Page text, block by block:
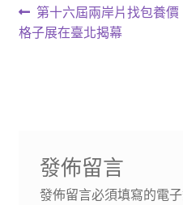
文
章
上
一
第十六屆兩岸片找包養價
格子展在臺北揭幕
發佈留言
發佈留言必須填寫的電